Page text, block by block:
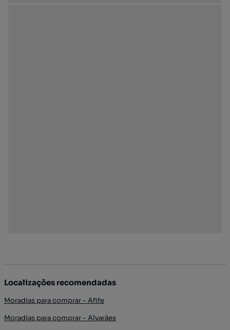
Localizações recomendadas
Moradias para comprar - Afife
Moradias para comprar - Alvarães